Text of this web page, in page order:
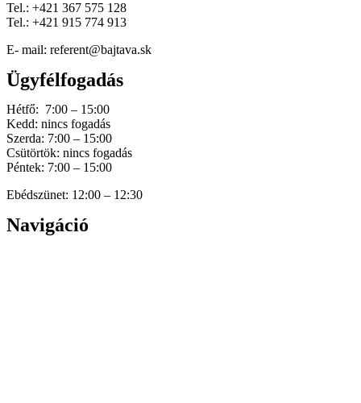
Tel.: +421 367 575 128
Tel.: +421 915 774 913
E- mail: referent@bajtava.sk
Ügyfélfogadás
Hétfő: 7:00 – 15:00
Kedd: nincs fogadás
Szerda: 7:00 – 15:00
Csütörtök: nincs fogadás
Péntek: 7:00 – 15:00
Ebédszünet: 12:00 – 12:30
Navigáció